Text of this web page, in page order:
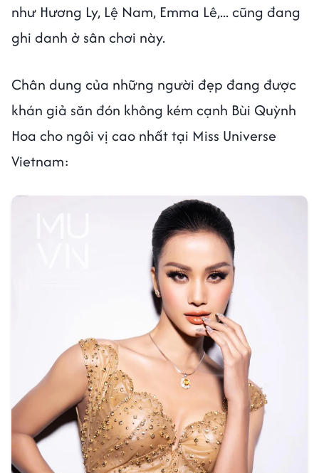
như Hương Ly, Lệ Nam, Emma Lê,... cũng đang
ghi danh ở sân chơi này.
Chân dung của những người đẹp đang được
khán giả săn đón không kém cạnh Bùi Quỳnh
Hoa cho ngôi vị cao nhất tại Miss Universe
Vietnam: